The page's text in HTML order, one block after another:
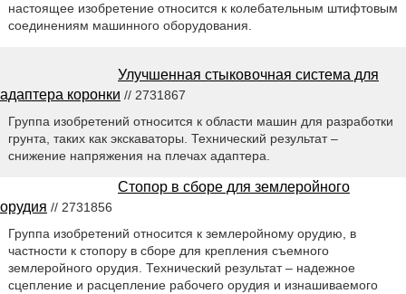
настоящее изобретение относится к колебательным штифтовым
соединениям машинного оборудования.
Улучшенная стыковочная система для
адаптера коронки // 2731867
Группа изобретений относится к области машин для разработки
грунта, таких как экскаваторы. Технический результат –
снижение напряжения на плечах адаптера.
Стопор в сборе для землеройного
орудия // 2731856
Группа изобретений относится к землеройному орудию, в
частности к стопору в сборе для крепления съемного
землеройного орудия. Технический результат – надежное
сцепление и расцепление рабочего орудия и изнашиваемого